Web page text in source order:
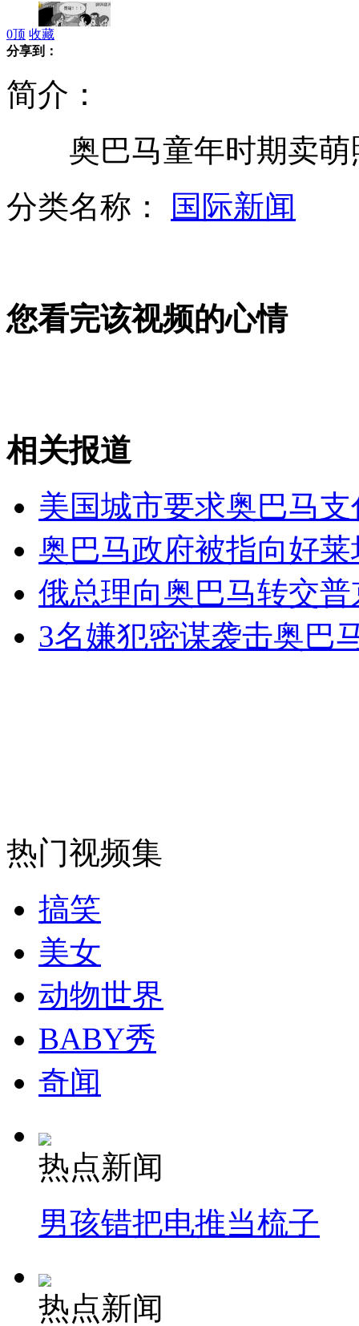
云南某高校公示312名逃课生引关注
男友谎称帮照看儿子 背后却贩卖
山西运城恶犬咬伤多人 警民合力深夜将其击毙
女孩北京地铁殴打老人 痛下狠手拳打脚踢
安徽一实载49人客车翻车
走！跟着总书记去植树
消防员救轻生者 花炮节热闹非凡
司机酒驾遇交警 急速倒车逃窜
0顶 收藏
分享到：
简介：
奥巴马童年时期卖萌
分类名称：
国际新闻
您看完该视频的心情
相关报道
美国城市要求奥巴马
奥巴马政府被指向好
俄总理向奥巴马转交
3名嫌犯密谋袭击奥巴
热门视频集
搞笑
美女
动物世界
BABY秀
奇闻
热点新闻
男孩错把电推当梳子
热点新闻